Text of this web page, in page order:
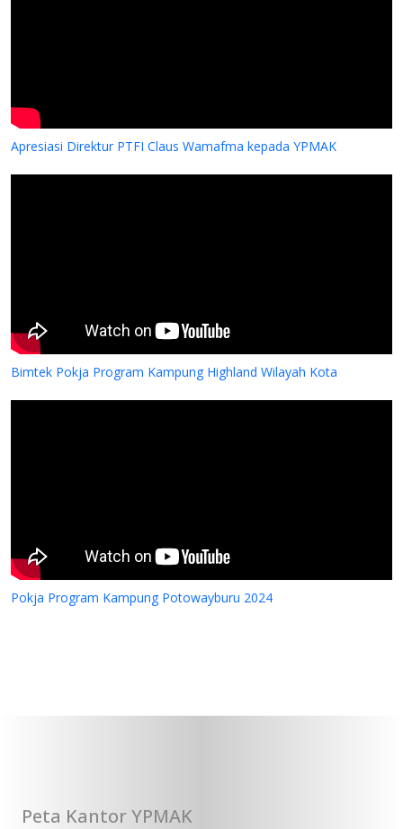
Apresiasi Direktur PTFI Claus Wamafma kepada YPMAK
Bimtek Pokja Program Kampung Highland Wilayah Kota
Pokja Program Kampung Potowayburu 2024
Peta Kantor YPMAK